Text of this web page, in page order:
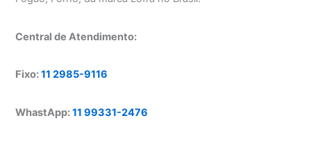
Central de Atendimento:
Fixo:11 2985-9116
WhastApp:11 99331-2476